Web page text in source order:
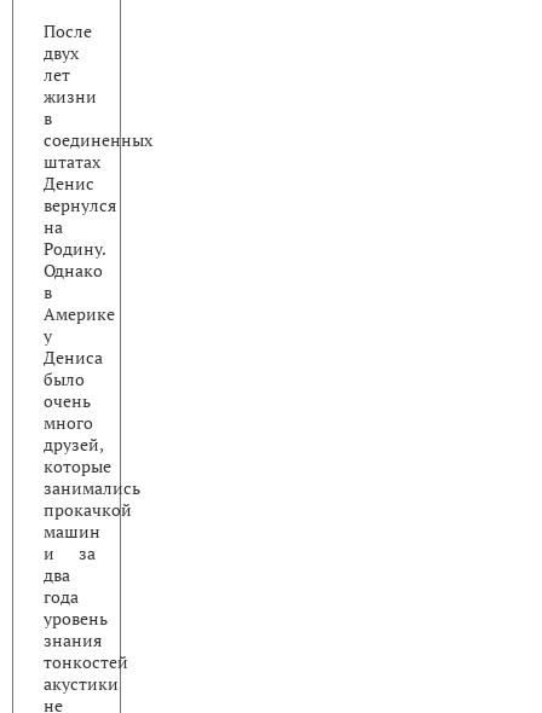
После
двух
лет
жизни
в
соединенных
штатах
Денис
вернулся
на
Родину.
Однако
в
Америке
у
Дениса
было
очень
много
друзей,
которые
занимались
прокачкой
машин
и за
два
года
уровень
знания
тонкостей
акустики
не